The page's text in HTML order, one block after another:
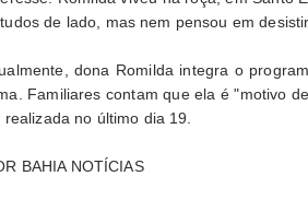
de lado, mas nem pensou em desistir.
dona Romilda integra o
Familiares contam que ela é "motivo
realizada no último dia 19.
BAHIA NOTÍCIAS